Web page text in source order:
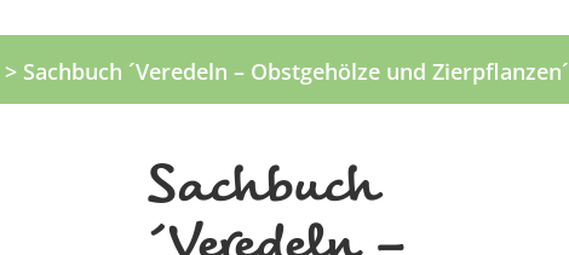
> Sachbuch ´Veredeln – Obstgehölze und Zierpflanzen´
Sachbuch